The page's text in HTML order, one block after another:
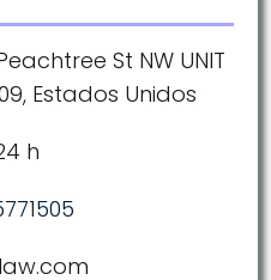
St NW UNIT
Estados Unidos
h